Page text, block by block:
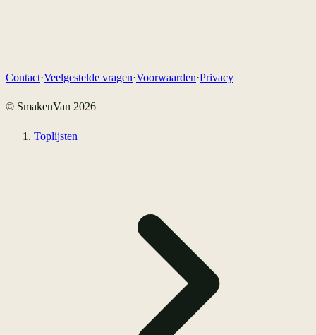
Contact·Veelgestelde vragen·Voorwaarden·Privacy
© SmakenVan 2026
Toplijsten